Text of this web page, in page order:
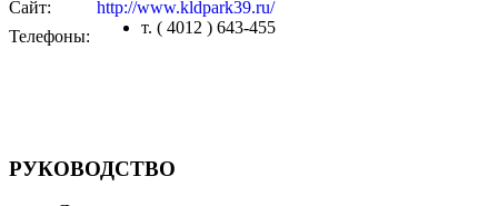
Сайт:
http://www.kldpark39.ru/
Телефоны:
т. ( 4012 ) 643-455
РУКОВОДСТВО